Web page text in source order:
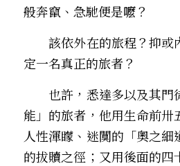
般奔竄、急馳便是嚒？
該依外在的旅程？抑或
定一名真正的旅者？
也許，悉達多以及其門
能」的旅者，他用生命前卅
人性渾矇、迷闃的「奧之
的拔贖之徑；又用後面的四